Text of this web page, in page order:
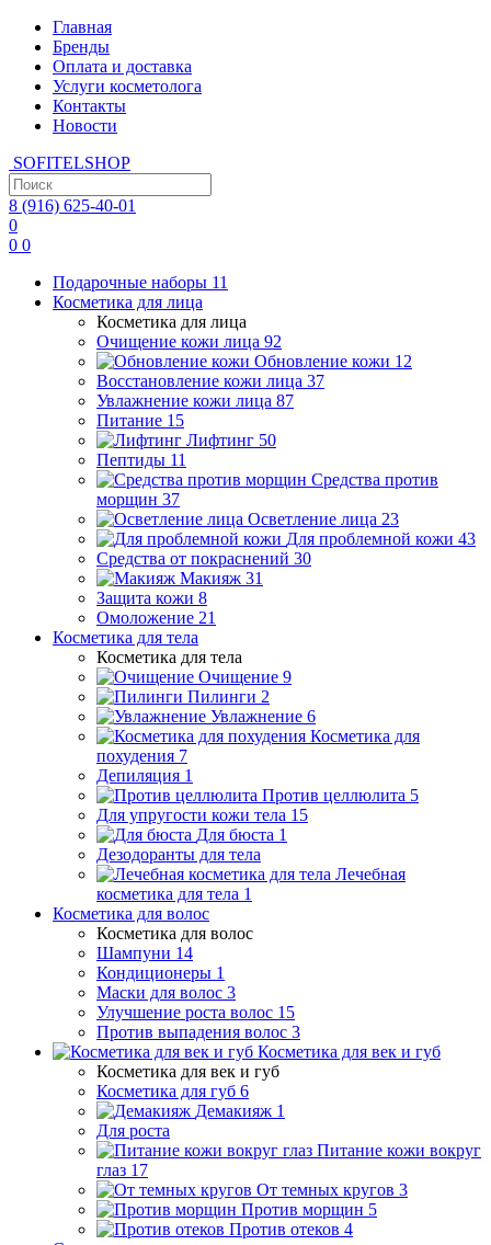
Главная
Бренды
Оплата и доставка
Услуги косметолога
Контакты
Новости
SOFITELSHOP
8 (916) 625-40-01
0
0 0
Подарочные наборы 11
Косметика для лица
Косметика для лица
Очищение кожи лица 92
Обновление кожи 12
Восстановление кожи лица 37
Увлажнение кожи лица 87
Питание 15
Лифтинг 50
Пептиды 11
Средства против
морщин 37
Осветление лица 23
Для проблемной кожи 43
Средства от покраснений 30
Макияж 31
Защита кожи 8
Омоложение 21
Косметика для тела
Косметика для тела
Очищение 9
Пилинги 2
Увлажнение 6
Косметика для
похудения 7
Депиляция 1
Против целлюлита 5
Для упругости кожи тела 15
Для бюста 1
Дезодоранты для тела
Лечебная
косметика для тела 1
Косметика для волос
Косметика для волос
Шампуни 14
Кондиционеры 1
Маски для волос 3
Улучшение роста волос 15
Против выпадения волос 3
Косметика для век и губ
Косметика для век и губ
Косметика для губ 6
Демакияж 1
Для роста
Питание кожи вокруг
глаз 17
От темных кругов 3
Против морщин 5
Против отеков 4